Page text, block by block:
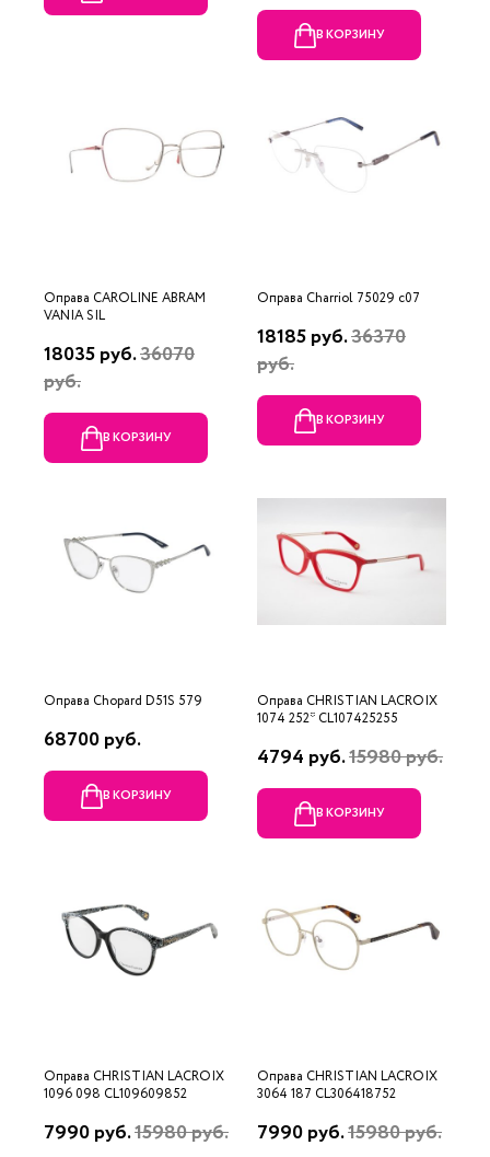
В КОРЗИНУ
Оправа CAROLINE ABRAM
VANIA SIL
18035 руб.36070
руб.
В КОРЗИНУ
Оправа Charriol 75029 c07
18185 руб.36370
руб.
В КОРЗИНУ
Оправа Chopard D51S 579
68700 руб.
В КОРЗИНУ
Оправа CHRISTIAN LACROIX
1074 252* CL107425255
4794 руб.15980 руб.
В КОРЗИНУ
Оправа CHRISTIAN LACROIX
1096 098 CL109609852
7990 руб.15980 руб.
Оправа CHRISTIAN LACROIX
3064 187 CL306418752
7990 руб.15980 руб.